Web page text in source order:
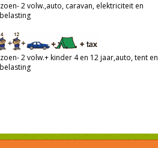
2 volw.,auto, caravan, elektriciteit en
2 volw.+ kinder 4 en 12 jaar,auto, tent en